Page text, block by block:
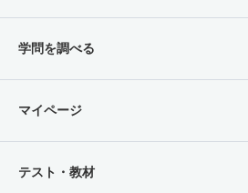
学問を調べる
マイページ
テスト・教材